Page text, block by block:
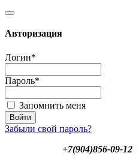
Авторизация
Логин*
Пароль*
Запомнить меня
Забыли свой пароль?
+7(904)856-09-12